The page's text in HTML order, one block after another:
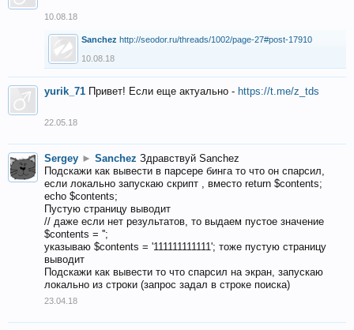
10.08.18
Sanchez http://seodor.ru/threads/1002/page-27#post-17910
10.08.18
yurik_71 Привет! Если еще актуально - https://t.me/z_tds
22.05.18
Sergey ► Sanchez Здравствуй Sanchez
Подскажи как вывести в парсере бинга то что он спарсил,
если локально запускаю скрипт , вместо return $contents;
echo $contents;
Пустую страницу выводит
// даже если нет результатов, то выдаем пустое значение
$contents = '';
указываю $contents = '111111111111'; тоже пустую страницу
выводит
Подскажи как вывести то что спарсил на экран, запускаю
локально из строки (запрос задал в строке поиска)
23.04.18